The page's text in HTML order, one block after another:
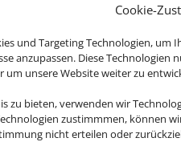
Cookie-
und Targeting Technologien,
anzupassen. Diese
um unsere Website weiter zu
zu bieten, verwenden wir
zustimmmen, können
nicht erteilen oder
RUND